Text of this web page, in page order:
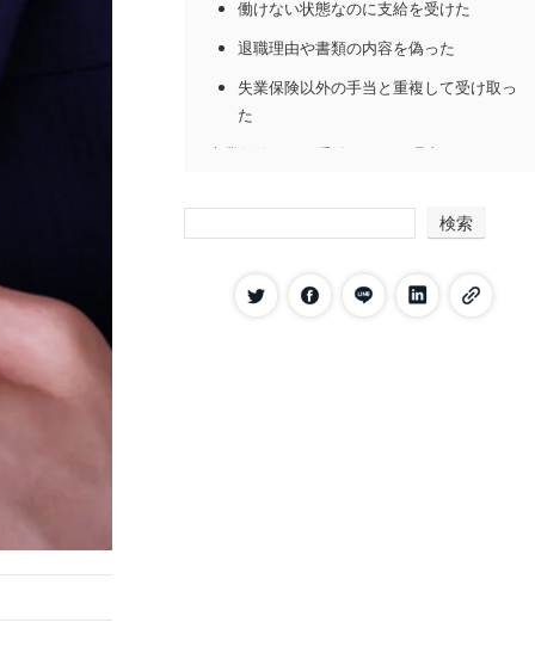
働けない状態なのに支給を受けた
退職理由や書類の内容を偽った
失業保険以外の手当と重複して受け取っ
た
失業認定時に発覚した
検索